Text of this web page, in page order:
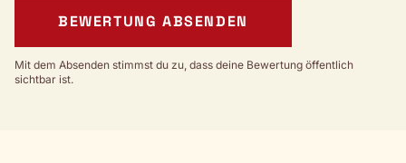
BEWERTUNG ABSENDEN
Mit dem Absenden stimmst du zu, dass deine Bewertung öffentlich
sichtbar ist.